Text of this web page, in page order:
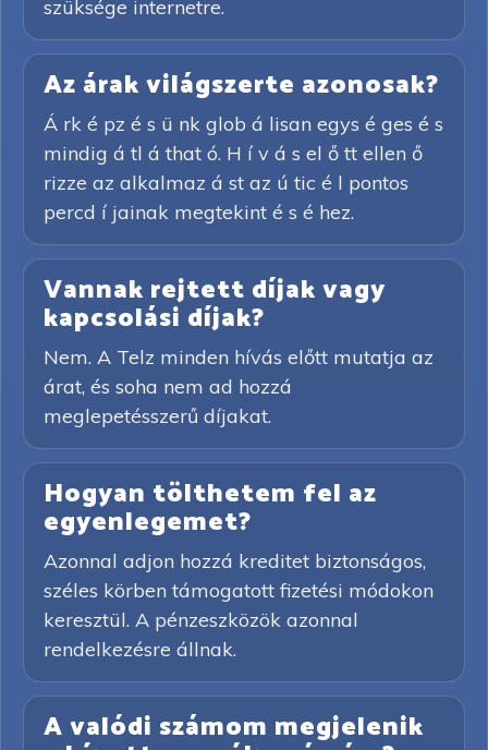
szüksége internetre.
Az árak világszerte azonosak?
Á rk é pz é s ü nk glob á lisan egys é ges é s
mindig á tl á that ó. H í v á s el ő tt ellen ő
rizze az alkalmaz á st az ú tic é l pontos
percd í jainak megtekint é s é hez.
Vannak rejtett díjak vagy
kapcsolási díjak?
Nem. A Telz minden hívás előtt mutatja az
árat, és soha nem ad hozzá
meglepetésszerű díjakat.
Hogyan tölthetem fel az
egyenlegemet?
Azonnal adjon hozzá kreditet biztonságos,
széles körben támogatott fizetési módokon
keresztül. A pénzeszközök azonnal
rendelkezésre állnak.
A valódi számom megjelenik